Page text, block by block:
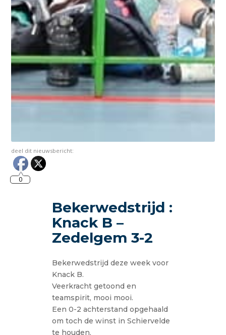
deel dit nieuwsbericht:
0
Bekerwedstrijd :
Knack B –
Zedelgem 3-2
Bekerwedstrijd deze week voor
Knack B.
Veerkracht getoond en
teamspirit, mooi mooi.
Een 0-2 achterstand opgehaald
om toch de winst in Schiervelde
te houden.